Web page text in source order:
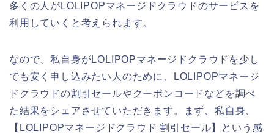
多くの人がLOLIPOPマネージドクラウドのサービスを
利用していくと考えられます。
なので、私自身がLOLIPOPマネージドクラウドを少し
でも安く申し込みたい人のために、LOLIPOPマネージ
ドクラウドの割引セールやクーポンコードなどを調べ
た結果をシェアさせていただきます。まず、私自身、
【LOLIPOPマネージドクラウド 割引セール】という感